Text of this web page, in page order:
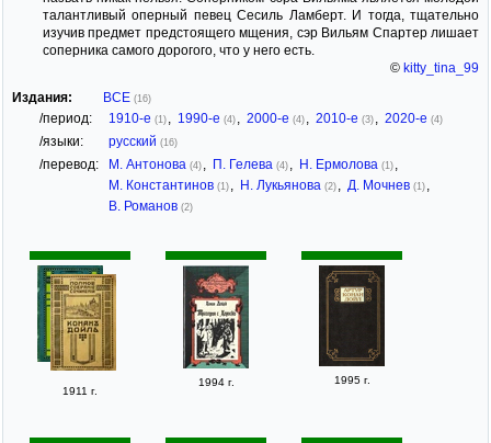
талантливый оперный певец Сесиль Ламберт. И тогда, тщательно
изучив предмет предстоящего мщения, сэр Вильям Спартер лишает
соперника самого дорогого, что у него есть.
© kitty_tina_99
Издания:
ВСЕ (16)
/период: 1910-е (1) 1990-е (4) 2000-е (4) 2010-е (3) 2020-е (4)
/языки: русский (16)
/перевод: М. Антонова (4) П. Гелева (4) Н. Ермолова (1)
М. Константинов (1) Н. Лукьянова (2) Д. Мочнев (1)
В. Романов (2)
1911 г.
1994 г. 1995 г.